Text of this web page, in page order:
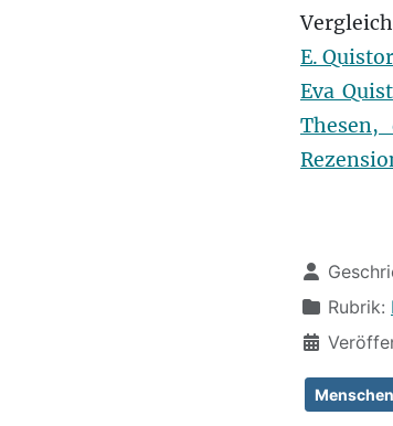
E.
Eva
Details
Rubrik: